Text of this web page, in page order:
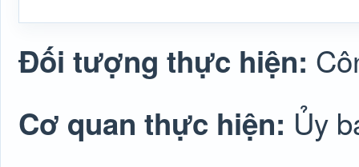
Đối tượng thực hiện:
Cơ quan thực hiện: Ủy